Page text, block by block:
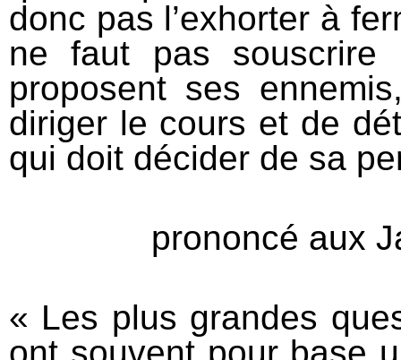
donc pas l’exhorter à
ne faut pas souscrire
proposent ses
diriger le cours et de
qui doit décider de sa
prononcé aux
« Les plus grandes